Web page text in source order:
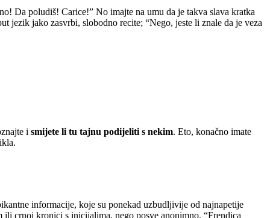
Da poludiš! Carice!” No imajte na umu da je takva slava kratka
jezik jako zasvrbi, slobodno recite; “Nego, jeste li znale da je veza
i smijete li tu tajnu podijeliti s nekim. Eto, konačno imate
informacije, koje su ponekad uzbudljivije od najnapetije
ili crnoj kronici s inicijalima, nego posve anonimno. “Frendica